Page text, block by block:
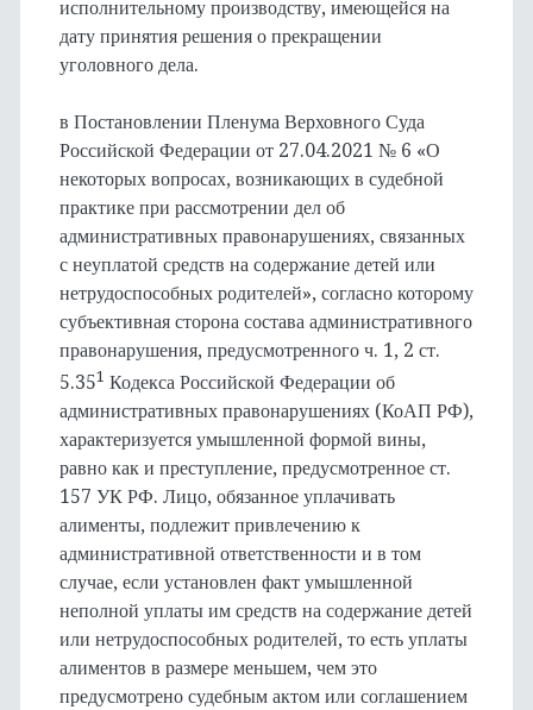
исполнительному производству, имеющейся на
дату принятия решения о прекращении
уголовного дела.
в Постановлении Пленума Верховного Суда
Российской Федерации от 27.04.2021 № 6 «О
некоторых вопросах, возникающих в судебной
практике при рассмотрении дел об
административных правонарушениях, связанных
с неуплатой средств на содержание детей или
нетрудоспособных родителей», согласно которому
субъективная сторона состава административного
правонарушения, предусмотренного ч. 1, 2 ст.
5.351 Кодекса Российской Федерации об
административных правонарушениях (КоАП РФ),
характеризуется умышленной формой вины,
равно как и преступление, предусмотренное ст.
157 УК РФ. Лицо, обязанное уплачивать
алименты, подлежит привлечению к
административной ответственности и в том
случае, если установлен факт умышленной
неполной уплаты им средств на содержание детей
или нетрудоспособных родителей, то есть уплаты
алиментов в размере меньшем, чем это
предусмотрено судебным актом или соглашением